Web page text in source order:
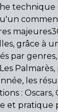
technique
grâce à
par genres,
les
: Oscars,
et pratique